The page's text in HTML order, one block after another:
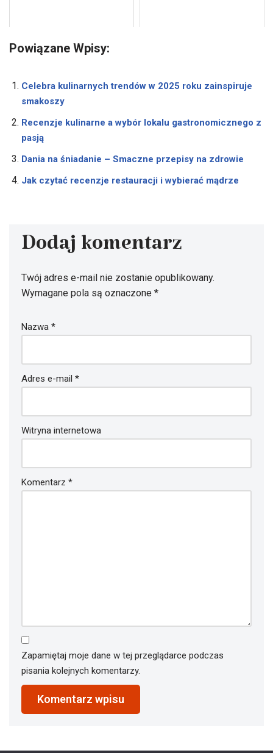
Powiązane Wpisy:
Celebra kulinarnych trendów w 2025 roku zainspiruje
smakoszy
Recenzje kulinarne a wybór lokalu gastronomicznego z
pasją
Dania na śniadanie – Smaczne przepisy na zdrowie
Jak czytać recenzje restauracji i wybierać mądrze
Dodaj komentarz
Twój adres e-mail nie zostanie opublikowany.
Wymagane pola są oznaczone *
Nazwa *
Adres e-mail *
Witryna internetowa
Komentarz *
Zapamiętaj moje dane w tej przeglądarce podczas
pisania kolejnych komentarzy.